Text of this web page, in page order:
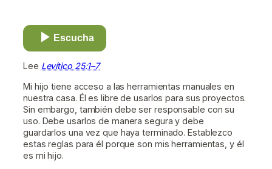
Escucha
Lee Levítico 25:1–7
Mi hijo tiene acceso a las herramientas manuales en
nuestra casa. Él es libre de usarlos para sus proyectos.
Sin embargo, también debe ser responsable con su
uso. Debe usarlos de manera segura y debe
guardarlos una vez que haya terminado. Establezco
estas reglas para él porque son mis herramientas, y él
es mi hijo.